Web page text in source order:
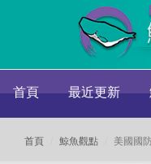
首頁 最近更新
首頁 鯨魚觀點 美國國